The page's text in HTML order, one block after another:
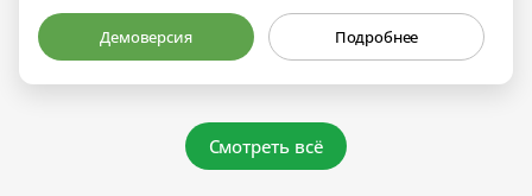
Демоверсия Подробнее
Смотреть всё